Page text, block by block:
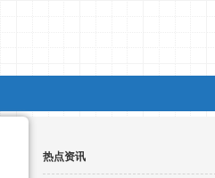
热点资讯